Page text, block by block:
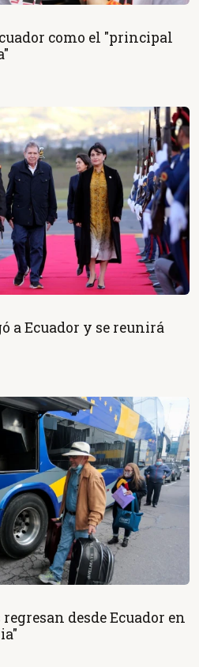
como el "principal
a Ecuador y se reunirá
desde Ecuador en